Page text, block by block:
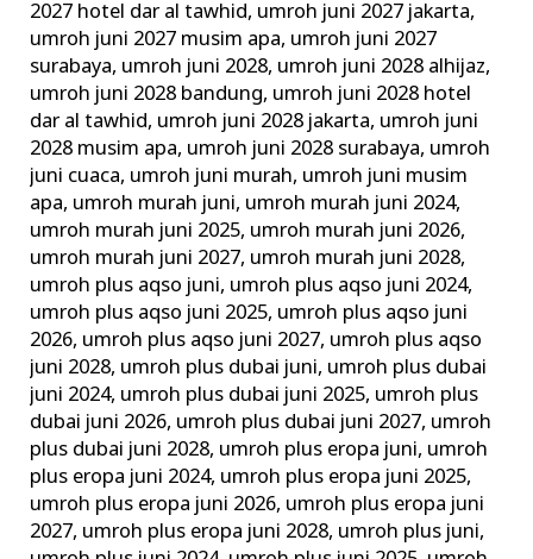
2027 hotel dar al tawhid, umroh juni 2027 jakarta,
umroh juni 2027 musim apa, umroh juni 2027
surabaya, umroh juni 2028, umroh juni 2028 alhijaz,
umroh juni 2028 bandung, umroh juni 2028 hotel
dar al tawhid, umroh juni 2028 jakarta, umroh juni
2028 musim apa, umroh juni 2028 surabaya, umroh
juni cuaca, umroh juni murah, umroh juni musim
apa, umroh murah juni, umroh murah juni 2024,
umroh murah juni 2025, umroh murah juni 2026,
umroh murah juni 2027, umroh murah juni 2028,
umroh plus aqso juni, umroh plus aqso juni 2024,
umroh plus aqso juni 2025, umroh plus aqso juni
2026, umroh plus aqso juni 2027, umroh plus aqso
juni 2028, umroh plus dubai juni, umroh plus dubai
juni 2024, umroh plus dubai juni 2025, umroh plus
dubai juni 2026, umroh plus dubai juni 2027, umroh
plus dubai juni 2028, umroh plus eropa juni, umroh
plus eropa juni 2024, umroh plus eropa juni 2025,
umroh plus eropa juni 2026, umroh plus eropa juni
2027, umroh plus eropa juni 2028, umroh plus juni,